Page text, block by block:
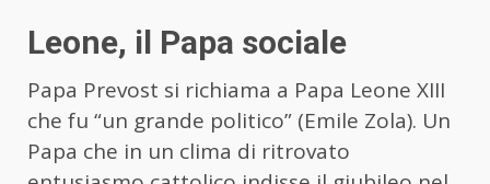
Leone, il Papa sociale
Papa Prevost si richiama a Papa Leone XIII
che fu “un grande politico” (Emile Zola). Un
Papa che in un clima di ritrovato